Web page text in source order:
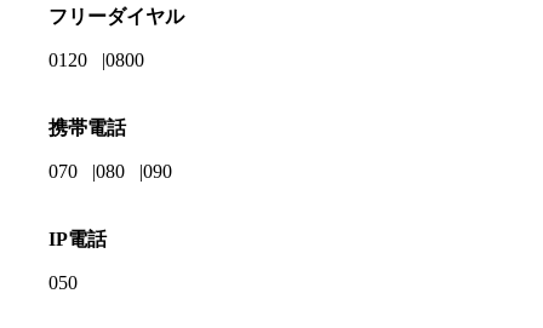
フリーダイヤル
0120 0800
携帯電話
070 080 090
IP電話
050